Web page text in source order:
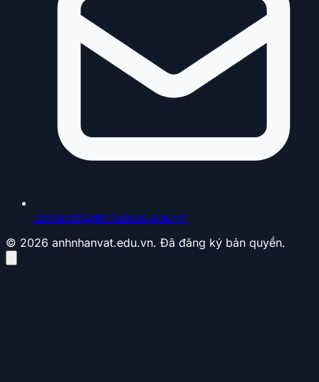
contact@anhnhanvat.edu.vn
© 2026 anhnhanvat.edu.vn. Đã đăng ký bản quyền.